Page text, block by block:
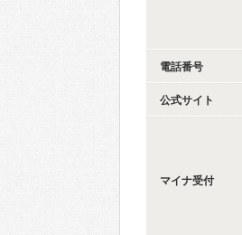
電話番号
公式サイト
マイナ受付